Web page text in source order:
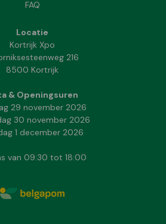
FAQ
Locatie
Kortrijk Xpo
216
8500 Kortrijk
& Openingsuren
29 november 2026
30 november 2026
1 december 2026
van 09:30 tot 18:00